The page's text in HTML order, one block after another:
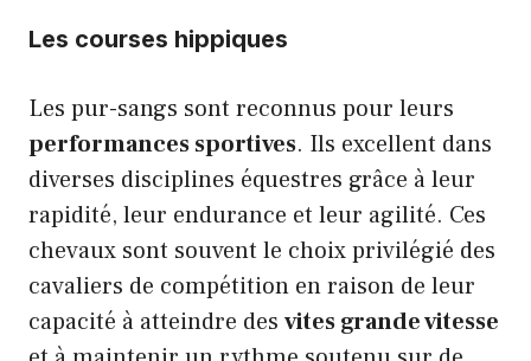
Les courses hippiques
Les pur-sangs sont reconnus pour leurs
performances sportives. Ils excellent dans
diverses disciplines équestres grâce à leur
rapidité, leur endurance et leur agilité. Ces
chevaux sont souvent le choix privilégié des
cavaliers de compétition en raison de leur
capacité à atteindre des vites grande vitesse